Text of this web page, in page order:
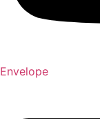
Envelope